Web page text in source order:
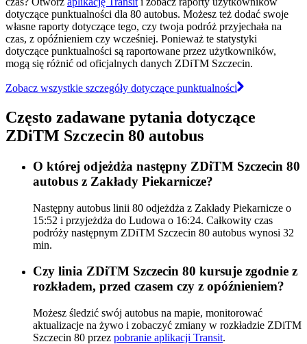
dotyczące punktualności dla 80 autobus. Możesz też dodać swoje
własne raporty dotyczące tego, czy twoja podróż przyjechała na
czas, z opóźnieniem czy wcześniej. Ponieważ te statystyki
dotyczące punktualności są raportowane przez użytkowników,
mogą się różnić od oficjalnych danych ZDiTM Szczecin.
Zobacz wszystkie szczegóły dotyczące punktualności
Często zadawane pytania dotyczące
ZDiTM Szczecin 80 autobus
O której odjeżdża następny ZDiTM Szczecin 80
autobus z Zakłady Piekarnicze?
Następny autobus linii 80 odjeżdża z Zakłady Piekarnicze o
15:52 i przyjeżdża do Ludowa o 16:24. Całkowity czas
podróży następnym ZDiTM Szczecin 80 autobus wynosi 32
min.
Czy linia ZDiTM Szczecin 80 kursuje zgodnie z
rozkładem, przed czasem czy z opóźnieniem?
Możesz śledzić swój autobus na mapie, monitorować
aktualizacje na żywo i zobaczyć zmiany w rozkładzie ZDiTM
Szczecin 80 przez pobranie aplikacji Transit.